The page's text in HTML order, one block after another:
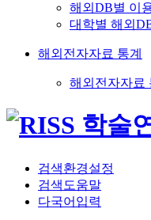
해외DB별 이
대학별 해외
해외전자자료 통계
해외전자자료
검색환경설정
검색도움말
다국어입력